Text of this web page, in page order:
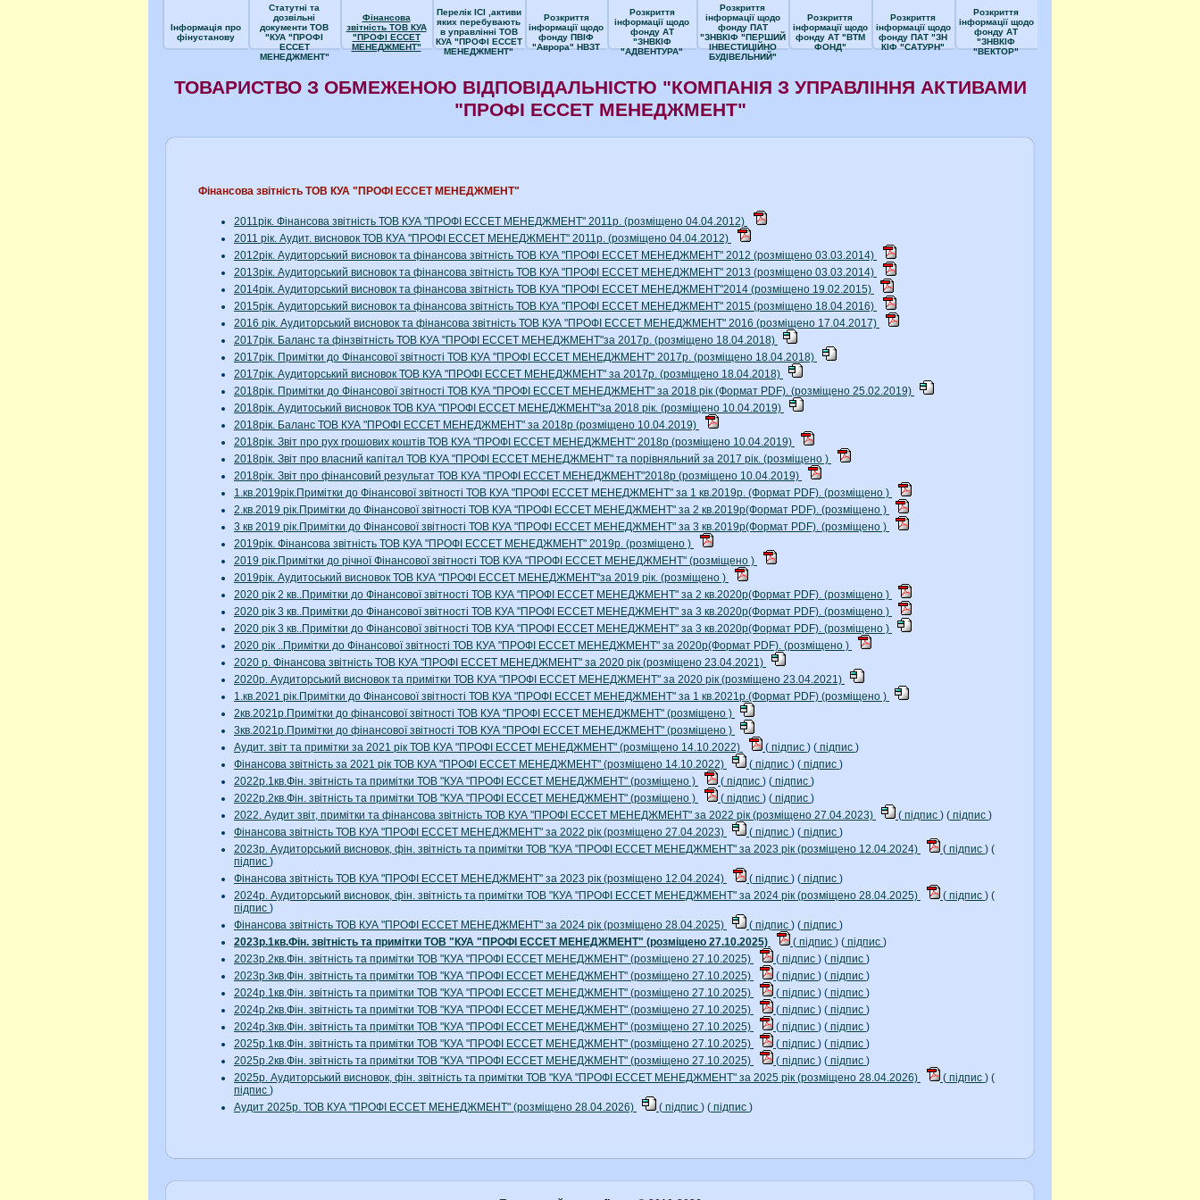
Інформація про
фінустанову
Статутні та
дозвільні
документи ТОВ
"КУА "ПРОФІ
ЕССЕТ
МЕНЕДЖМЕНТ"
Фінансова
звітність ТОВ КУА
"ПРОФІ ЕССЕТ
МЕНЕДЖМЕНТ"
Перелік ІСІ ,активи
яких перебувають
в управлінні ТОВ
КУА "ПРОФІ ЕССЕТ
МЕНЕДЖМЕНТ"
Розкриття
інформації щодо
фонду ПВІФ
"Аврора" НВЗТ
Розкриття
інформації щодо
фонду АТ
"ЗНВКІФ
"АДВЕНТУРА"
Розкриття
інформації щодо
фонду ПАТ
"ЗНВКІФ "ПЕРШИЙ
ІНВЕСТИЦІЙНО
БУДІВЕЛЬНИЙ"
Розкриття
інформації щодо
фонду АТ "ВТМ
ФОНД"
Розкриття
інформації щодо
фонду ПАТ "ЗН
КІФ "САТУРН"
Розкриття
інформації щодо
фонду АТ
"ЗНВКІФ
"ВЕКТОР"
ТОВАРИСТВО З ОБМЕЖЕНОЮ ВІДПОВІДАЛЬНІСТЮ "КОМПАНІЯ З УПРАВЛІННЯ АКТИВАМИ
"ПРОФІ ЕССЕТ МЕНЕДЖМЕНТ"
Фінансова звітність ТОВ КУА "ПРОФІ ЕССЕТ МЕНЕДЖМЕНТ"
2011рік. Фінансова звітність ТОВ КУА "ПРОФІ ЕССЕТ МЕНЕДЖМЕНТ" 2011р. (розміщено 04.04.2012)
2011 рік. Аудит. висновок ТОВ КУА "ПРОФІ ЕССЕТ МЕНЕДЖМЕНТ" 2011р. (розміщено 04.04.2012)
2012рік. Аудиторський висновок та фінансова звітність ТОВ КУА "ПРОФІ ЕССЕТ МЕНЕДЖМЕНТ" 2012 (розміщено 03.03.2014)
2013рік. Аудиторський висновок та фінансова звітність ТОВ КУА "ПРОФІ ЕССЕТ МЕНЕДЖМЕНТ" 2013 (розміщено 03.03.2014)
2014рік. Аудиторський висновок та фінансова звітність ТОВ КУА "ПРОФІ ЕССЕТ МЕНЕДЖМЕНТ"2014 (розміщено 19.02.2015)
2015рік. Аудиторський висновок та фінансова звітність ТОВ КУА "ПРОФІ ЕССЕТ МЕНЕДЖМЕНТ" 2015 (розміщено 18.04.2016)
2016 рік. Аудиторський висновок та фінансова звітність ТОВ КУА "ПРОФІ ЕССЕТ МЕНЕДЖМЕНТ" 2016 (розміщено 17.04.2017)
2017рік. Баланс та фінзвітність ТОВ КУА "ПРОФІ ЕССЕТ МЕНЕДЖМЕНТ"за 2017р. (розміщено 18.04.2018)
2017рік. Примітки до Фінансової звітності ТОВ КУА "ПРОФІ ЕССЕТ МЕНЕДЖМЕНТ" 2017р. (розміщено 18.04.2018)
2017рік. Аудиторський висновок ТОВ КУА "ПРОФІ ЕССЕТ МЕНЕДЖМЕНТ" за 2017р. (розміщено 18.04.2018)
2018рік. Примітки до Фінансової звітності ТОВ КУА "ПРОФІ ЕССЕТ МЕНЕДЖМЕНТ" за 2018 рік (Формат PDF). (розміщено 25.02.2019)
2018рік. Аудитоський висновок ТОВ КУА "ПРОФІ ЕССЕТ МЕНЕДЖМЕНТ"за 2018 рік. (розміщено 10.04.2019)
2018рік. Баланс ТОВ КУА "ПРОФІ ЕССЕТ МЕНЕДЖМЕНТ" за 2018р (розміщено 10.04.2019)
2018рік. Звіт про рух грошових коштів ТОВ КУА "ПРОФІ ЕССЕТ МЕНЕДЖМЕНТ" 2018р (розміщено 10.04.2019)
2018рік. Звіт про власний капітал ТОВ КУА "ПРОФІ ЕССЕТ МЕНЕДЖМЕНТ" та порівняльний за 2017 рік. (розміщено )
2018рік. Звіт про фінансовий результат ТОВ КУА "ПРОФІ ЕССЕТ МЕНЕДЖМЕНТ"2018р (розміщено 10.04.2019)
1.кв.2019рік.Примітки до Фінансової звітності ТОВ КУА "ПРОФІ ЕССЕТ МЕНЕДЖМЕНТ" за 1 кв.2019р. (Формат PDF). (розміщено )
2.кв.2019 рік.Примітки до Фінансової звітності ТОВ КУА "ПРОФІ ЕССЕТ МЕНЕДЖМЕНТ" за 2 кв.2019р(Формат PDF). (розміщено )
3 кв 2019 рік.Примітки до Фінансової звітності ТОВ КУА "ПРОФІ ЕССЕТ МЕНЕДЖМЕНТ" за 3 кв.2019р(Формат PDF). (розміщено )
2019рік. Фінансова звітність ТОВ КУА "ПРОФІ ЕССЕТ МЕНЕДЖМЕНТ" 2019р. (розміщено )
2019 рік.Примітки до річної Фінансової звітності ТОВ КУА "ПРОФІ ЕССЕТ МЕНЕДЖМЕНТ" (розміщено )
2019рік. Аудитоський висновок ТОВ КУА "ПРОФІ ЕССЕТ МЕНЕДЖМЕНТ"за 2019 рік. (розміщено )
2020 рік 2 кв..Примітки до Фінансової звітності ТОВ КУА "ПРОФІ ЕССЕТ МЕНЕДЖМЕНТ" за 2 кв.2020р(Формат PDF). (розміщено )
2020 рік 3 кв..Примітки до Фінансової звітності ТОВ КУА "ПРОФІ ЕССЕТ МЕНЕДЖМЕНТ" за 3 кв.2020р(Формат PDF). (розміщено )
2020 рік 3 кв..Примітки до Фінансової звітності ТОВ КУА "ПРОФІ ЕССЕТ МЕНЕДЖМЕНТ" за 3 кв.2020р(Формат PDF). (розміщено )
2020 рік ..Примітки до Фінансової звітності ТОВ КУА "ПРОФІ ЕССЕТ МЕНЕДЖМЕНТ" за 2020р(Формат PDF). (розміщено )
2020 р. Фінансова звітність ТОВ КУА "ПРОФІ ЕССЕТ МЕНЕДЖМЕНТ" за 2020 рік (розміщено 23.04.2021)
2020р. Аудиторський висновок та примітки ТОВ КУА "ПРОФІ ЕССЕТ МЕНЕДЖМЕНТ" за 2020 рік (розміщено 23.04.2021)
1.кв.2021 рік.Примітки до Фінансової звітності ТОВ КУА "ПРОФІ ЕССЕТ МЕНЕДЖМЕНТ" за 1 кв.2021р.(Формат PDF) (розміщено )
2кв.2021р.Примітки до фінансової звітності ТОВ КУА "ПРОФІ ЕССЕТ МЕНЕДЖМЕНТ" (розміщено )
3кв.2021р.Примітки до фінансової звітності ТОВ КУА "ПРОФІ ЕССЕТ МЕНЕДЖМЕНТ" (розміщено )
Аудит. звіт та примітки за 2021 рік ТОВ КУА "ПРОФІ ЕССЕТ МЕНЕДЖМЕНТ" (розміщено 14.10.2022)
( підпис ) ( підпис )
Фінансова звітність за 2021 рік ТОВ КУА "ПРОФІ ЕССЕТ МЕНЕДЖМЕНТ" (розміщено 14.10.2022)
( підпис ) ( підпис )
2022р.1кв.Фін. звітність та примітки ТОВ "КУА "ПРОФІ ЕССЕТ МЕНЕДЖМЕНТ" (розміщено )
( підпис ) ( підпис )
2022р.2кв.Фін. звітність та примітки ТОВ "КУА "ПРОФІ ЕССЕТ МЕНЕДЖМЕНТ" (розміщено )
( підпис ) ( підпис )
2022. Аудит звіт, примітки та фінансова звітність ТОВ КУА "ПРОФІ ЕССЕТ МЕНЕДЖМЕНТ" за 2022 рік (розміщено 27.04.2023)
( підпис ) ( підпис )
Фінансова звітність ТОВ КУА "ПРОФІ ЕССЕТ МЕНЕДЖМЕНТ" за 2022 рік (розміщено 27.04.2023)
( підпис ) ( підпис )
2023р. Аудиторський висновок, фін. звітність та примітки ТОВ "КУА "ПРОФІ ЕССЕТ МЕНЕДЖМЕНТ" за 2023 рік (розміщено 12.04.2024)
( підпис ) (
підпис )
Фінансова звітність ТОВ КУА "ПРОФІ ЕССЕТ МЕНЕДЖМЕНТ" за 2023 рік (розміщено 12.04.2024)
( підпис ) ( підпис )
2024р. Аудиторський висновок, фін. звітність та примітки ТОВ "КУА "ПРОФІ ЕССЕТ МЕНЕДЖМЕНТ" за 2024 рік (розміщено 28.04.2025)
( підпис ) (
підпис )
Фінансова звітність ТОВ КУА "ПРОФІ ЕССЕТ МЕНЕДЖМЕНТ" за 2024 рік (розміщено 28.04.2025)
( підпис ) ( підпис )
2023р.1кв.Фін. звітність та примітки ТОВ "КУА "ПРОФІ ЕССЕТ МЕНЕДЖМЕНТ" (розміщено 27.10.2025)
( підпис ) ( підпис )
2023р.2кв.Фін. звітність та примітки ТОВ "КУА "ПРОФІ ЕССЕТ МЕНЕДЖМЕНТ" (розміщено 27.10.2025)
( підпис ) ( підпис )
2023р.3кв.Фін. звітність та примітки ТОВ "КУА "ПРОФІ ЕССЕТ МЕНЕДЖМЕНТ" (розміщено 27.10.2025)
( підпис ) ( підпис )
2024р.1кв.Фін. звітність та примітки ТОВ "КУА "ПРОФІ ЕССЕТ МЕНЕДЖМЕНТ" (розміщено 27.10.2025)
( підпис ) ( підпис )
2024р.2кв.Фін. звітність та примітки ТОВ "КУА "ПРОФІ ЕССЕТ МЕНЕДЖМЕНТ" (розміщено 27.10.2025)
( підпис ) ( підпис )
2024р.3кв.Фін. звітність та примітки ТОВ "КУА "ПРОФІ ЕССЕТ МЕНЕДЖМЕНТ" (розміщено 27.10.2025)
( підпис ) ( підпис )
2025р.1кв.Фін. звітність та примітки ТОВ "КУА "ПРОФІ ЕССЕТ МЕНЕДЖМЕНТ" (розміщено 27.10.2025)
( підпис ) ( підпис )
2025р.2кв.Фін. звітність та примітки ТОВ "КУА "ПРОФІ ЕССЕТ МЕНЕДЖМЕНТ" (розміщено 27.10.2025)
( підпис ) ( підпис )
2025р. Аудиторський висновок, фін. звітність та примітки ТОВ "КУА "ПРОФІ ЕССЕТ МЕНЕДЖМЕНТ" за 2025 рік (розміщено 28.04.2026)
( підпис ) (
підпис )
Аудит 2025р. ТОВ КУА "ПРОФІ ЕССЕТ МЕНЕДЖМЕНТ" (розміщено 28.04.2026)
( підпис ) ( підпис )